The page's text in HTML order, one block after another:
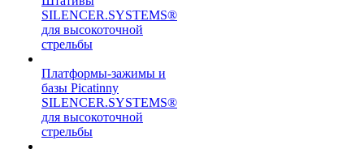
SILENCER.SYSTEMS®
для высокоточной
стрельбы
Платформы-зажимы и
базы Picatinny
SILENCER.SYSTEMS®
для высокоточной
стрельбы